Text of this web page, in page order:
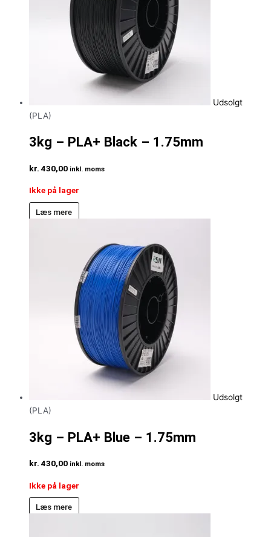
Udsolgt
(PLA)
3kg – PLA+ Black – 1.75mm
kr. 430,00 inkl. moms
Ikke på lager
Læs mere
Udsolgt
(PLA)
3kg – PLA+ Blue – 1.75mm
kr. 430,00 inkl. moms
Ikke på lager
Læs mere